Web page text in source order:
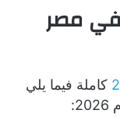
في مصر
كاملة فيما يلي